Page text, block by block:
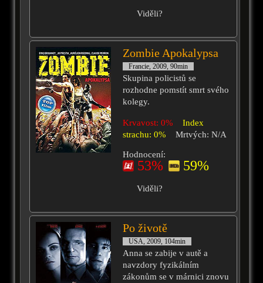
Viděli?
Zombie Apokalypsa
Francie, 2009, 90min
Skupina policistů se
rozhodne pomstít smrt svého
kolegy.
Krvavost: 0%
Index
strachu: 0%
Mrtvých: N/A
Hodnocení:
53% 59%
Viděli?
Po životě
USA, 2009, 104min
Anna se zabije v autě a
navzdory fyzikálním
zákonům se v márnici znovu